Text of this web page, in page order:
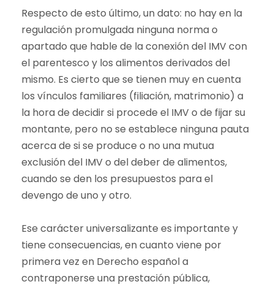
Respecto de esto último, un dato: no hay en la
regulación promulgada ninguna norma o
apartado que hable de la conexión del IMV con
el parentesco y los alimentos derivados del
mismo. Es cierto que se tienen muy en cuenta
los vínculos familiares (filiación, matrimonio) a
la hora de decidir si procede el IMV o de fijar su
montante, pero no se establece ninguna pauta
acerca de si se produce o no una mutua
exclusión del IMV o del deber de alimentos,
cuando se den los presupuestos para el
devengo de uno y otro.
Ese carácter universalizante es importante y
tiene consecuencias, en cuanto viene por
primera vez en Derecho español a
contraponerse una prestación pública,